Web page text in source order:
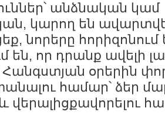
անձնական կամ
կարող են
նորերը
որ դրանք ավելի
օրերին
համար՝ ձեր
և վերալիցքավորելու